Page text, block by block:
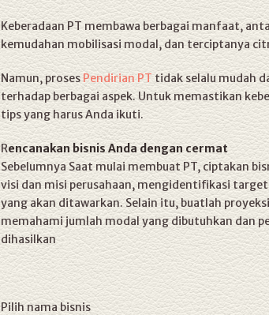
Keberadaan PT membawa berbagai manfaat,
kemudahan mobilisasi modal, dan terciptanya
Namun, prosesPendirian PT tidak selalu mudah
terhadap berbagai aspek. Untuk memastikan
tips yang harus Anda ikuti.
Rencanakan bisnis Anda dengan cermat
Sebelumnya Saat mulai membuat PT, ciptakan
visi dan misi perusahaan, mengidentifikasi
yang akan ditawarkan. Selain itu, buatlah
memahami jumlah modal yang dibutuhkan dan
dihasilkan
Pilih nama bisnis